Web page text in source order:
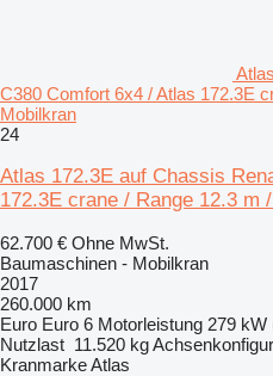
C380 Comfort 6x4 / Atlas 172.3E
Mobilkran
24
Atlas 172.3E auf Chassis
172.3E crane / Range 12.3 m
62.700 € Ohne MwSt.
Baumaschinen - Mobilkran
2017
260.000 km
Euro Euro 6 Motorleistung 279 kW
Nutzlast 11.520 kg
KranmarkeAtlas